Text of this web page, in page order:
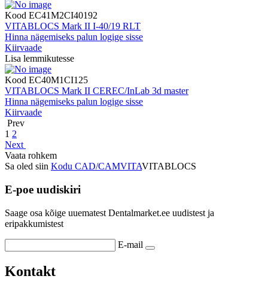
Kood EC41M2CI40192
VITABLOCS Mark II I-40/19 RLT
Hinna nägemiseks palun logige sisse
Kiirvaade
Lisa lemmikutesse
Kood EC40M1CI125
VITABLOCS Mark II CEREC/InLab 3d master
Hinna nägemiseks palun logige sisse
Kiirvaade
Prev
1 2
Next
Vaata rohkem
Sa oled siin Kodu CAD/CAMVITAVITABLOCS
E-poe uudiskiri
Saage osa kõige uuematest Dentalmarket.ee uudistest ja
eripakkumistest
E-mail
Kontakt